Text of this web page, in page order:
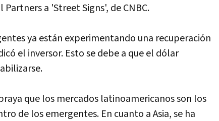
a 'Street Signs', de CNBC.
ya están experimentando una recuperación
el inversor. Esto se debe a que el dólar
que los mercados latinoamericanos son los
de los emergentes. En cuanto a Asia, se ha